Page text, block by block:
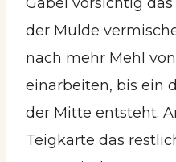
der Mulde
nach mehr Mehl
einarbeiten, bis ein
der Mitte entsteht.
Teigkarte das